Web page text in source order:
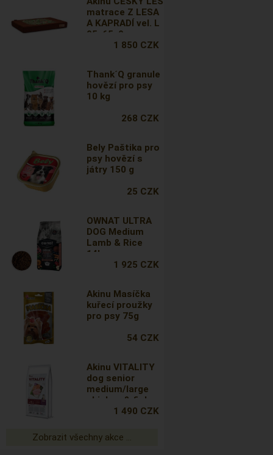
matrace Z LESA
A KAPRADÍ vel. L
95x65x9 cm
1 850 CZK
Thank´Q granule
hovězí pro psy
10 kg
268 CZK
Bely Paštika pro
psy hovězí s
játry 150 g
25 CZK
OWNAT ULTRA
DOG Medium
Lamb & Rice
14kg
1 925 CZK
Akinu Masíčka
kuřecí proužky
pro psy 75g
54 CZK
Akinu VITALITY
dog senior
medium/large
chicken & fish
1 490 CZK
Zobrazit všechny akce ...